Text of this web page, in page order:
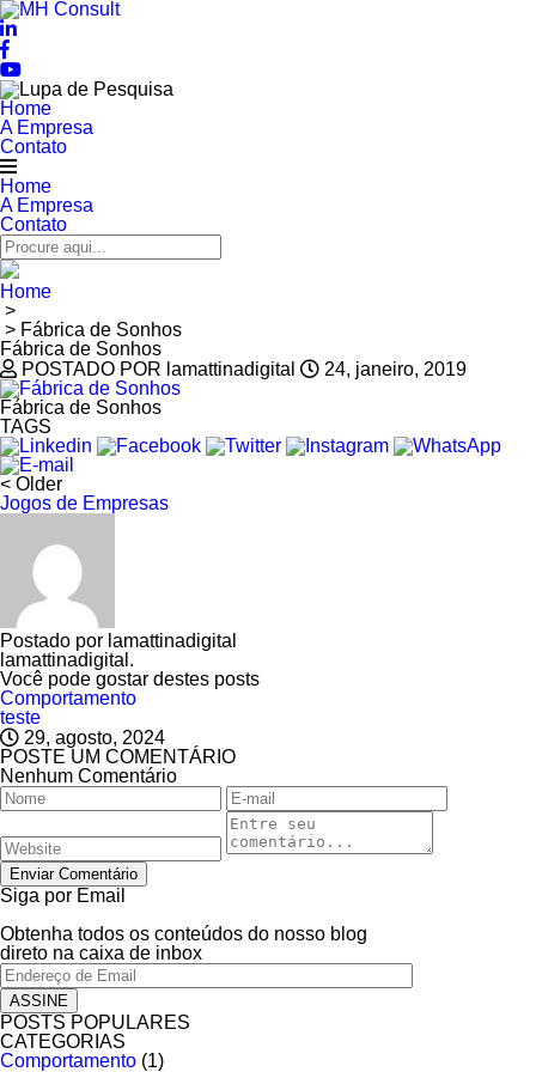
Home
A Empresa
Contato
Home
A Empresa
Contato
Home
>
> Fábrica de Sonhos
Fábrica de Sonhos
POSTADO POR lamattinadigital
24, janeiro, 2019
Fábrica de Sonhos
TAGS
< Older
Jogos de Empresas
Postado por lamattinadigital
lamattinadigital.
Você pode gostar destes posts
Comportamento
teste
29, agosto, 2024
POSTE UM COMENTÁRIO
Nenhum Comentário
Siga por Email
Obtenha todos os conteúdos do nosso blog
direto na caixa de inbox
POSTS POPULARES
CATEGORIAS
Comportamento (1)